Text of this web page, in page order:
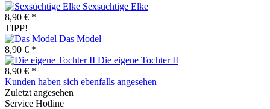
Sexsüchtige Elke
8,90 € *
TIPP!
Das Model
8,90 € *
Die eigene Tochter II
8,90 € *
Kunden haben sich ebenfalls angesehen
Zuletzt angesehen
Service Hotline